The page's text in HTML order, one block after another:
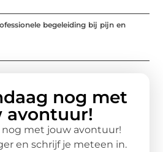
begeleiding bij pijn en
nog met
avontuur!
nog met jouw avontuur!
en schrijf je meteen in.